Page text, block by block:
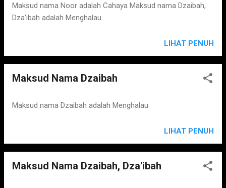
Maksud nama Noor adalah Cahaya Maksud nama Dzaibah,
Dza'ibah adalah Menghalau
LIHAT PENUH
Maksud Nama Dzaibah
Maksud nama Dzaibah adalah Menghalau
LIHAT PENUH
Maksud Nama Dzaibah, Dza'ibah